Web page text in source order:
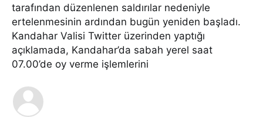
tarafından düzenlenen saldırılar nedeniyle
ertelenmesinin ardından bugün yeniden başladı.
Kandahar Valisi Twitter üzerinden yaptığı
açıklamada, Kandahar’da sabah yerel saat
07.00’de oy verme işlemlerini